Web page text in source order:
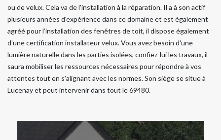
ou de velux. Cela va de l'installation à la réparation. Il a à son actif
plusieurs années d'expérience dans ce domaine et est également
agréé pour l’installation des fenêtres de toit, il dispose également
d'une certification installateur velux. Vous avez besoin d'une
lumière naturelle dans les parties isolées, confiez-lui les travaux, il
saura mobiliser les ressources nécessaires pour répondre à vos
attentes tout en s'alignant avec les normes. Son siège se situe à
Lucenay et peut intervenir dans tout le 69480.